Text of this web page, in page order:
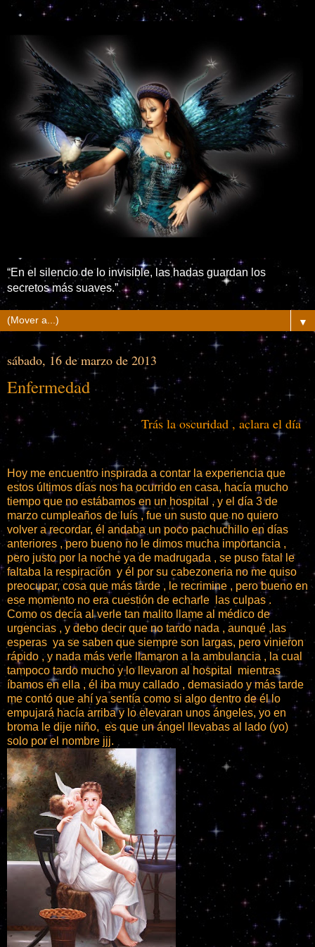
“En el silencio de lo invisible, las hadas guardan los
secretos más suaves.”
▼
sábado, 16 de marzo de 2013
Enfermedad
Trás la oscuridad , aclara el día
Hoy me encuentro inspirada a contar la experiencia que
estos últimos días nos ha ocurrido en casa, hacía mucho
tiempo que no estábamos en un hospital , y el día 3 de
marzo cumpleaños de luís , fue un susto que no quiero
volver a recordar, él andaba un poco pachuchillo en días
anteriores , pero bueno no le dimos mucha importancia ,
pero justo por la noche ya de madrugada , se puso fatal le
faltaba la respiración y él por su cabezoneria no me quiso
preocupar, cosa que más tarde , le recrimine , pero bueno en
ese momento no era cuestión de echarle las culpas .
Como os decía al verle tan malito llame al médico de
urgencias , y debo decir que no tardo nada , aunqué ,las
esperas ya se saben que siempre son largas, pero vinieron
rápido , y nada más verle llamaron a la ambulancia , la cual
tampoco tardo mucho y lo llevaron al hospital mientras
íbamos en ella , él iba muy callado , demasiado y más tarde
me contó que ahí ya sentía como si algo dentro de él lo
empujará hacía arriba y lo elevaran unos ángeles, yo en
broma le dije niño, es que un ángel llevabas al lado (yo)
solo por el nombre jjj.